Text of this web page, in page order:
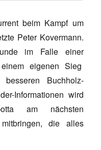
beim Kampf um
Peter Kovermann.
im Falle einer
eigenen Sieg
Buchholz-
Informationen wird
am nächsten
die alles